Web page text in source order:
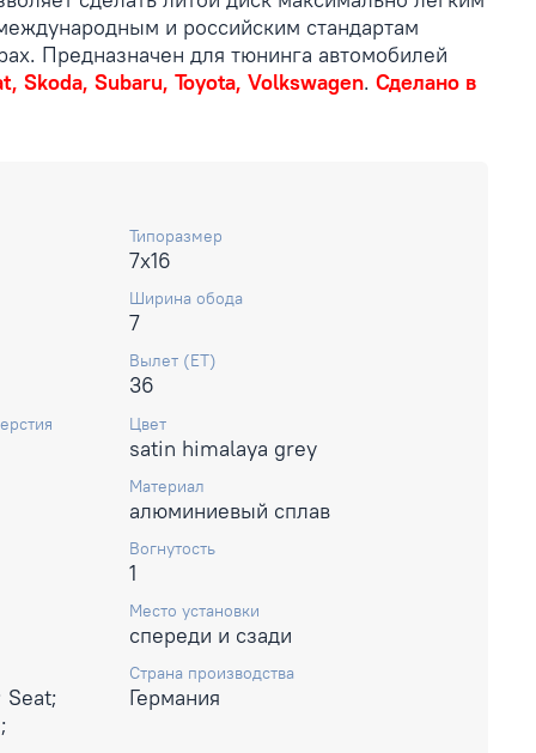
и российским стандартам
Предназначен для тюнинга автомобилей
Skoda, Subaru, Toyota, Volkswagen. Сделано в
Типоразмер
7x16
Ширина обода
7
Вылет (ET)
36
Цвет
satin himalaya grey
Материал
алюминиевый сплав
Вогнутость
1
Место установки
спереди и сзади
Страна производства
Германия